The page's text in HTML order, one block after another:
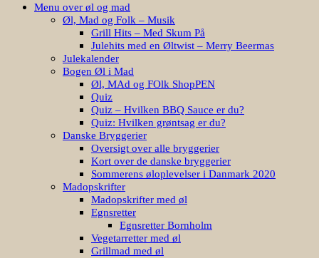
Menu over øl og mad
Øl, Mad og Folk – Musik
Grill Hits – Med Skum På
Julehits med en Øltwist – Merry Beermas
Julekalender
Bogen Øl i Mad
Øl, MAd og FOlk ShopPEN
Quiz
Quiz – Hvilken BBQ Sauce er du?
Quiz: Hvilken grøntsag er du?
Danske Bryggerier
Oversigt over alle bryggerier
Kort over de danske bryggerier
Sommerens øloplevelser i Danmark 2020
Madopskrifter
Madopskrifter med øl
Egnsretter
Egnsretter Bornholm
Vegetarretter med øl
Grillmad med øl